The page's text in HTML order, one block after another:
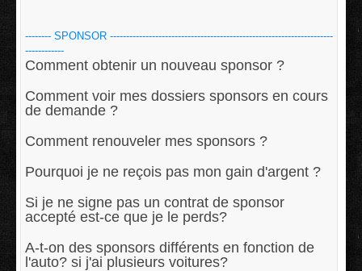
-------- SPONSOR ---------------------------------------------------------------------
------------
Comment obtenir un nouveau sponsor ?
Comment voir mes dossiers sponsors en cours
de demande ?
Comment renouveler mes sponsors ?
Pourquoi je ne reçois pas mon gain d'argent ?
Si je ne signe pas un contrat de sponsor
accepté est-ce que je le perds?
A-t-on des sponsors différents en fonction de
l'auto? si j'ai plusieurs voitures?